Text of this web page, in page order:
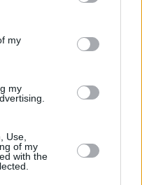
its third-party tags to
in below Google
my
my
Use,
of my
with the